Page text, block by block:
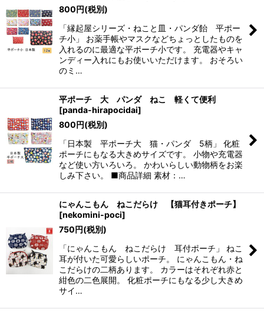
並び順:
絞り込む
800円(税別)
「縁起屋シリーズ・ねこと皿・パンダ飴 平ポー
チ小」 お薬手帳やマスクなどちょっとしたものを
入れるのに最適な平ポーチ小です。 充電器やキャ
ンディー入れにもお使いいただけます。 おそろい
のミ…
平ポーチ 大 パンダ ねこ 軽くて便利
[panda-hirapocidai]
800円(税別)
「日本製 平ポーチ大 猫・パンダ 5柄」 化粧
ポーチにもなる大きめサイズです。 小物や充電器
など使い方いろいろ。 かわいらしい動物柄をお楽
しみ下さい。 ■商品詳細 素材：…
にゃんこもん ねこだらけ 【猫耳付きポーチ】
[nekomini-poci]
750円(税別)
「にゃんこもん ねこだらけ 耳付ポーチ」 ねこ
耳が付いた可愛らしいポーチ。 にゃんこもん・ね
こだらけの二柄あります。 カラーはそれぞれ赤と
紺色の二色展開。 化粧ポーチにもなる少し大きめ
サイ…